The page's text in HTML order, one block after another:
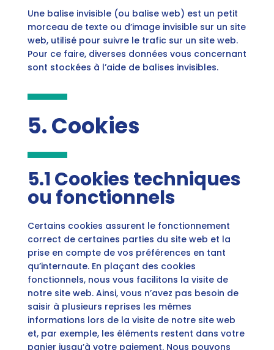
Une balise invisible (ou balise web) est un petit
morceau de texte ou d’image invisible sur un site
web, utilisé pour suivre le trafic sur un site web.
Pour ce faire, diverses données vous concernant
sont stockées à l’aide de balises invisibles.
5. Cookies
5.1 Cookies techniques
ou fonctionnels
Certains cookies assurent le fonctionnement
correct de certaines parties du site web et la
prise en compte de vos préférences en tant
qu’internaute. En plaçant des cookies
fonctionnels, nous vous facilitons la visite de
notre site web. Ainsi, vous n’avez pas besoin de
saisir à plusieurs reprises les mêmes
informations lors de la visite de notre site web
et, par exemple, les éléments restent dans votre
panier jusqu’à votre paiement. Nous pouvons